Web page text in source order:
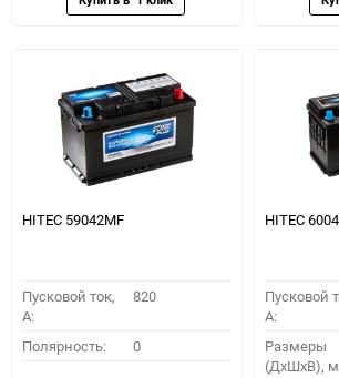
HITEC 59042MF
Пусковой ток,
A:
820
Полярность: 0
HITEC
Пусковой
A:
Размеры
(ДхШхВ),